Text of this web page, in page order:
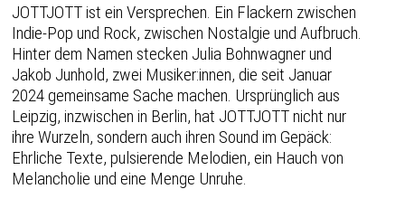
JOTTJOTT ist ein Versprechen. Ein Flackern zwischen
Indie-Pop und Rock, zwischen Nostalgie und Aufbruch.
Hinter dem Namen stecken Julia Bohnwagner und
Jakob Junhold, zwei Musiker:innen, die seit Januar
2024 gemeinsame Sache machen. Ursprünglich aus
Leipzig, inzwischen in Berlin, hat JOTTJOTT nicht nur
ihre Wurzeln, sondern auch ihren Sound im Gepäck:
Ehrliche Texte, pulsierende Melodien, ein Hauch von
Melancholie und eine Menge Unruhe.